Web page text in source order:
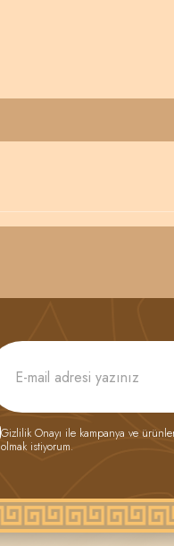
Gizlilik Onayı ile kampanya ve
olmak istiyorum.